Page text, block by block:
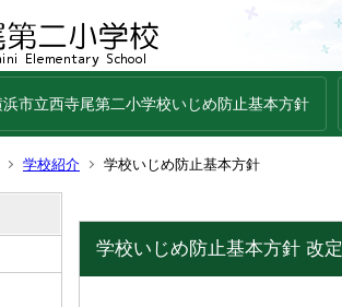
浜市立西寺尾第二小学校いじめ防止基本方針
学校紹介 学校いじめ防止基本方針
学校いじめ防止基本方針 改定